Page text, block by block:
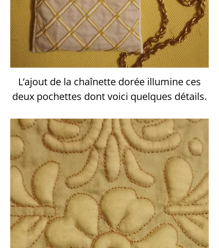
L’ajout de la chaînette dorée illumine ces
deux pochettes dont voici quelques détails.